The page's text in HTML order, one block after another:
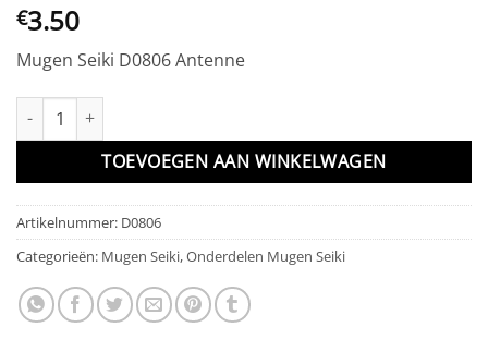
€3.50
Mugen Seiki D0806 Antenne
Antenne aantal
TOEVOEGEN AAN WINKELWAGEN
Artikelnummer: D0806
Categorieën: Mugen Seiki,Onderdelen Mugen Seiki